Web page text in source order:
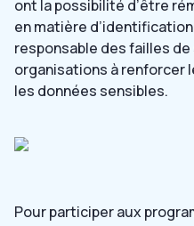
ont la possibilité d’être
en matière
responsable des failles
organisations à renforcer
les données sensibles.
Pour participer aux